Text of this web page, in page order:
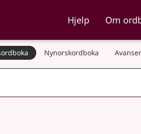
Hjelp Om
Nynorskordboka